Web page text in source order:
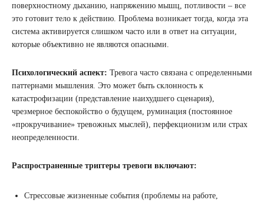
поверхностному дыханию, напряжению мышц, потливости – все
это готовит тело к действию. Проблема возникает тогда, когда эта
система активируется слишком часто или в ответ на ситуации,
которые объективно не являются опасными.
Психологический аспект: Тревога часто связана с определенными
паттернами мышления. Это может быть склонность к
катастрофизации (представление наихудшего сценария),
чрезмерное беспокойство о будущем, руминация (постоянное
«прокручивание» тревожных мыслей), перфекционизм или страх
неопределенности.
Распространенные триггеры тревоги включают:
Стрессовые жизненные события (проблемы на работе,